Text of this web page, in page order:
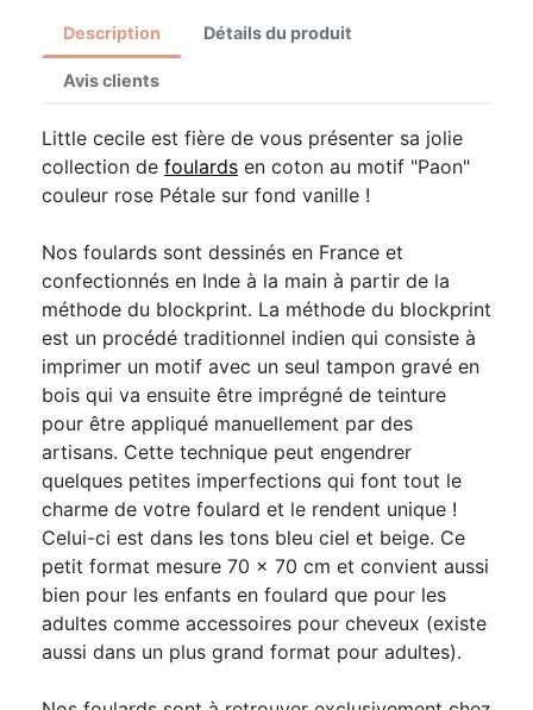
Description Détails du produit
Avis clients
Little cecile est fière de vous présenter sa jolie
collection de foulards en coton au motif "Paon"
couleur rose Pétale sur fond vanille !
Nos foulards sont dessinés en France et
confectionnés en Inde à la main à partir de la
méthode du blockprint. La méthode du blockprint
est un procédé traditionnel indien qui consiste à
imprimer un motif avec un seul tampon gravé en
bois qui va ensuite être imprégné de teinture
pour être appliqué manuellement par des
artisans. Cette technique peut engendrer
quelques petites imperfections qui font tout le
charme de votre foulard et le rendent unique !
Celui-ci est dans les tons bleu ciel et beige. Ce
petit format mesure 70 x 70 cm et convient aussi
bien pour les enfants en foulard que pour les
adultes comme accessoires pour cheveux (existe
aussi dans un plus grand format pour adultes).